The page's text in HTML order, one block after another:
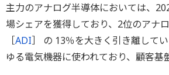
主力のアナログ半導体においては、
場シェアを獲得しており、2位のアナ
［ADI］ の 13％を大きく引き離して
ゆる電気機器に使われており、顧客基